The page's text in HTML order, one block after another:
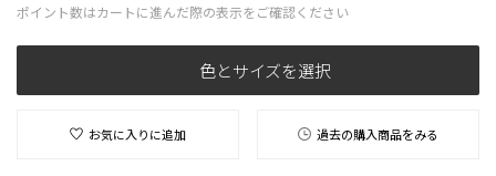
ポイント数はカートに進んだ際の表示をご確認ください
色とサイズを選択
お気に入りに追加 過去の購入商品をみる